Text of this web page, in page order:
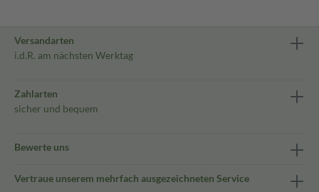
Versandarten
i.d.R. am nächsten Werktag
Zahlarten
sicher und bequem
Bewerte uns
Vertraue unserem mehrfach ausgezeichneten Service